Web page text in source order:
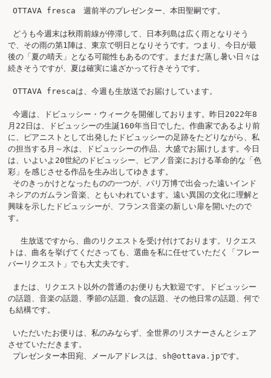
OTTAVA fresca　週前半のプレゼンター、本田聖嗣です。
で、その雨の第1陣は、東京で明日となりそうです。つまり、今日が最
後の「夏の晴天」となる可能性もあるのです。まだまだ蒸し暑い日々は
続きそうですが、夏は確実に遠ざかって行きそうです。
OTTAVA frescaは、今週も生放送でお届けしています。
今週は、ドビュッシー・ウィークを開催しております。昨日2022年8
月22日は、ドビュッシーの生誕160年当日でした。作曲家であるより前
に、ピアニストとして出発したドビュッシーの足跡をたどりながら、私
の担当する月～水は、ドビュッシーの作品、大盛でお届けします。今日
は、いよいよ20世紀のドビュッシー、ピアノ音楽における革命的な「色
彩」を感じさせる作品を生み出してゆきます。
ネシアのガムラン音楽、ともいわれています。遠い異国の文化に理解と
興味を示したドビュッシーが、フランス音楽の新しい扉を開いたので
す。
トは、曲名を挙げてくださっても、選曲を私に任せていただく「フレー
バーリクエスト」でも大丈夫です。
の話題、音楽の話題、季節の話題、食の話題、その他日常の話題、何で
も結構です。
させていただきます。
プレゼンター本田宛、メールアドレスは、 sh@ottava.jpです。